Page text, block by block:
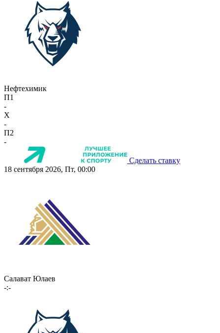
Нефтехимик
П1
-
X
-
П2
-
Сделать ставку
18 сентября 2026, Пт, 00:00
Салават Юлаев
-:-